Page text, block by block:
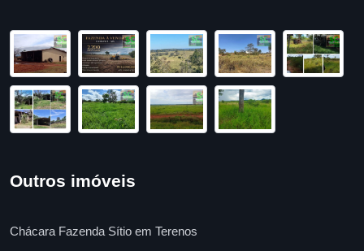
Outros imóveis
Chácara Fazenda Sítio em Terenos